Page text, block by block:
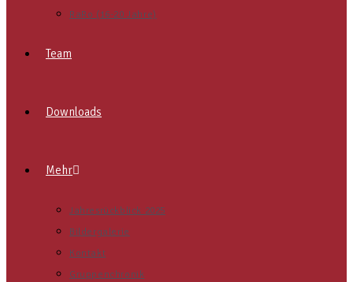
RaRo (16-20 Jahre)
Team
Downloads
Mehr
Jahresrückblick 2025
Bildergalerie
Kontakt
Gruppenchronik